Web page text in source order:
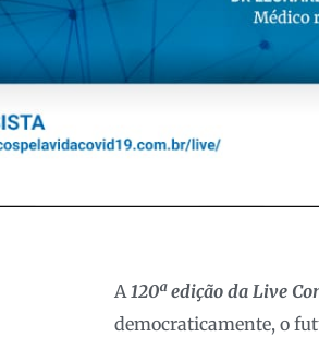
A120ª edição da Live
democraticamente, o